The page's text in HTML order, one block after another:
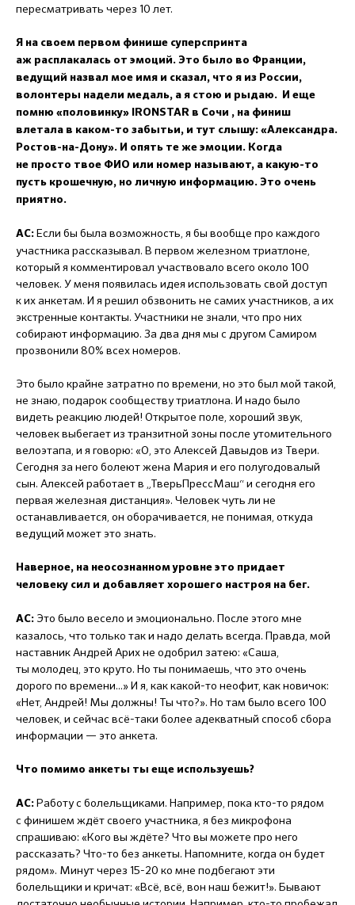
пересматривать через 10 лет.
Я на своем первом финише суперспринта
аж расплакалась от эмоций. Это было во Франции,
ведущий назвал мое имя и сказал, что я из России,
волонтеры надели медаль, а я стою и рыдаю. И еще
помню «половинку» IRONSTAR в Сочи , на финиш
влетала в каком-то забытьи, и тут слышу: «Александра.
Ростов-на-Дону». И опять те же эмоции. Когда
не просто твое ФИО или номер называют, а какую-то
пусть крошечную, но личную информацию. Это очень
приятно.
АС: Если бы была возможность, я бы вообще про каждого
участника рассказывал. В первом железном триатлоне,
который я комментировал участвовало всего около 100
человек. У меня появилась идея использовать свой доступ
к их анкетам. И я решил обзвонить не самих участников, а их
экстренные контакты. Участники не знали, что про них
собирают информацию. За два дня мы с другом Самиром
прозвонили 80% всех номеров.
Это было крайне затратно по времени, но это был мой такой,
не знаю, подарок сообществу триатлона. И надо было
видеть реакцию людей! Открытое поле, хороший звук,
человек выбегает из транзитной зоны после утомительного
велоэтапа, и я говорю: «О, это Алексей Давыдов из Твери.
Сегодня за него болеют жена Мария и его полугодовалый
сын. Алексей работает в „ТверьПрессМаш“ и сегодня его
первая железная дистанция». Человек чуть ли не
останавливается, он оборачивается, не понимая, откуда
ведущий может это знать.
Наверное, на неосознанном уровне это придает
человеку сил и добавляет хорошего настроя на бег.
АС: Это было весело и эмоционально. После этого мне
казалось, что только так и надо делать всегда. Правда, мой
наставник Андрей Арих не одобрил затею: «Саша,
ты молодец, это круто. Но ты понимаешь, что это очень
дорого по времени...» И я, как какой-то неофит, как новичок:
«Нет, Андрей! Мы должны! Ты что?». Но там было всего 100
человек, и сейчас всё-таки более адекватный способ сбора
информации — это анкета.
Что помимо анкеты ты еще используешь?
АС: Работу с болельщиками. Например, пока кто-то рядом
с финишем ждёт своего участника, я без микрофона
спрашиваю: «Кого вы ждёте? Что вы можете про него
рассказать? Что-то без анкеты. Напомните, когда он будет
рядом». Минут через 15-20 ко мне подбегают эти
болельщики и кричат: «Всё, всё, вон наш бежит!». Бывают